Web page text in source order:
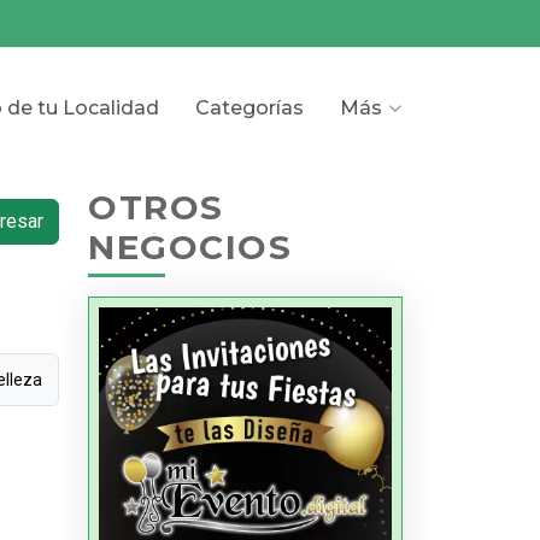
de tu Localidad Categorías Más
OTROS
NEGOCIOS